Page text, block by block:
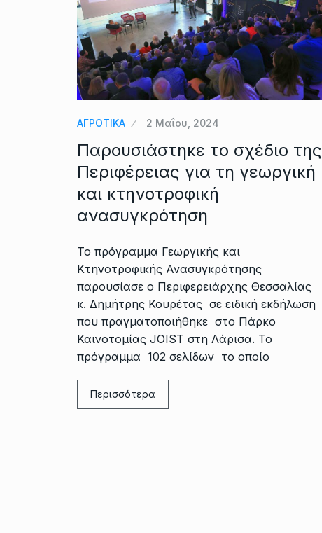
ΑΓΡΟΤΙΚΑ 2 Μαΐου, 2024
Παρουσιάστηκε το σχέδιο της
Περιφέρειας για τη γεωργική
και κτηνοτροφική
ανασυγκρότηση
Το πρόγραμμα Γεωργικής και
Κτηνοτροφικής Ανασυγκρότησης
παρουσίασε ο Περιφερειάρχης Θεσσαλίας
κ. Δημήτρης Κουρέτας σε ειδική εκδήλωση
που πραγματοποιήθηκε στο Πάρκο
Καινοτομίας JOIST στη Λάρισα. Το
πρόγραμμα 102 σελίδων το οποίο
Περισσότερα